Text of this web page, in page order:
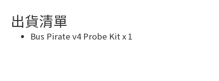
出貨清單
Bus Pirate v4 Probe Kit x 1